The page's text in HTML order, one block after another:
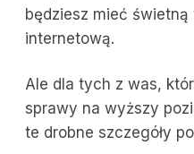
będziesz mieć
internetową.
Ale dla tych z was,
sprawy na wyższy
te drobne szczegóły